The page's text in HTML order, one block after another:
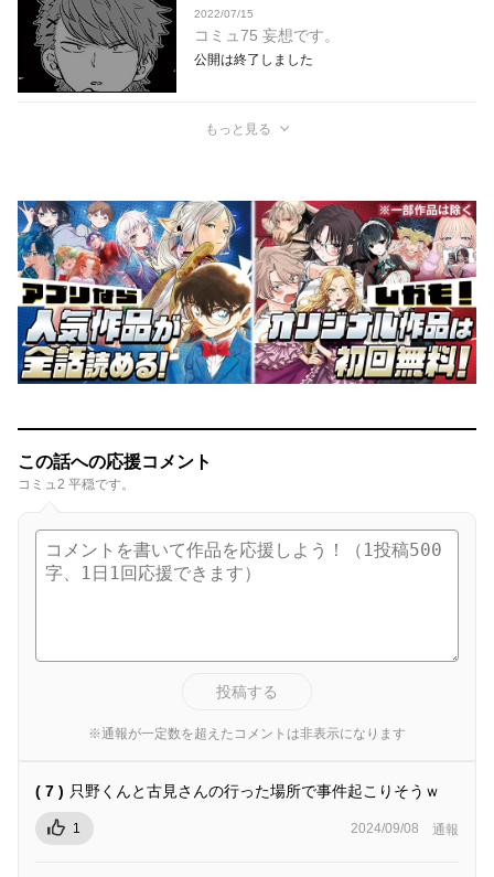
2022/07/15
コミュ75 妄想です。
公開は終了しました
もっと見る
この話への応援コメント
コミュ2 平穏です。
投稿する
※通報が一定数を超えたコメントは非表示になります
( 7 ) 只野くんと古見さんの行った場所で事件起こりそうｗ
1 2024/09/08 通報